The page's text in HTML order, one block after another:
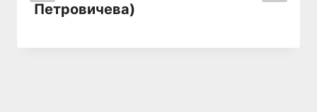
Петровичева)